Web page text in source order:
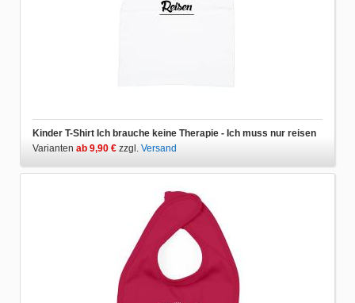
Kinder T-Shirt Ich brauche keine Therapie - Ich muss nur reisen
Varianten ab 9,90 € zzgl. Versand